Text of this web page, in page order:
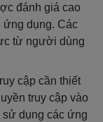
đánh giá cao
ứng dụng. Các
từ người dùng
cập cần thiết
truy cập vào
sử dụng các ứng